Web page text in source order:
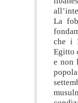
La
che i
Egitto
e non